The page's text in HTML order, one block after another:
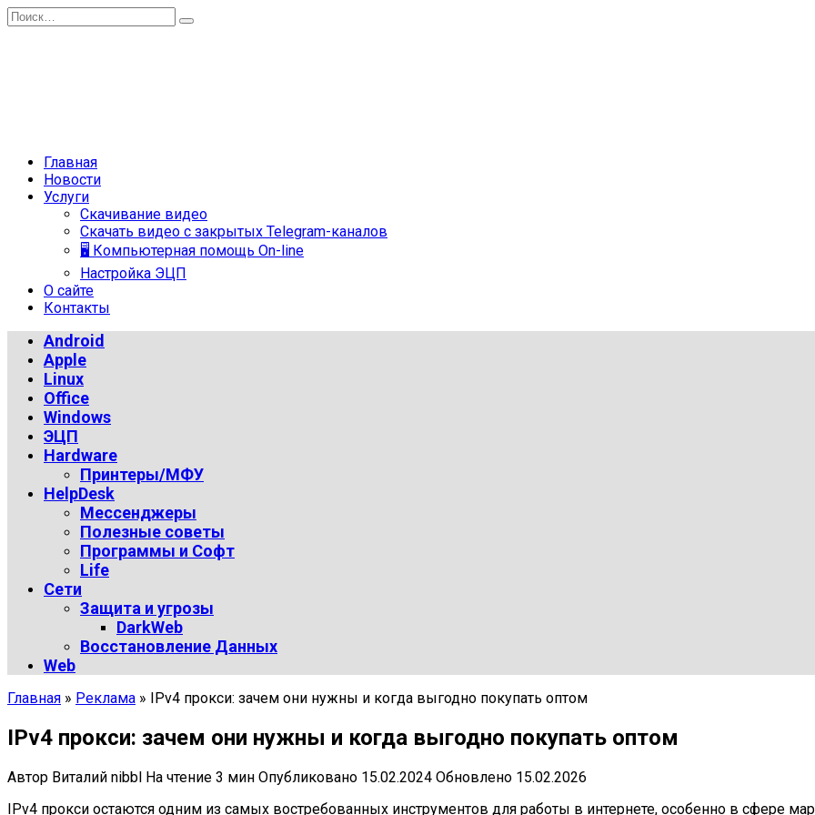
Перейти
к
Search
for:
Главная
Новости
Услуги
Скачивание видео
Скачать видео с закрытых Telegram-каналов
🖥 Компьютерная помощь On-line
Настройка ЭЦП
О сайте
Контакты
Android
Apple
Linux
Office
Windows
ЭЦП
Hardware
Принтеры/МФУ
HelpDesk
Мессенджеры
Полезные советы
Программы и Софт
Life
Сети
Защита и угрозы
DarkWeb
Восстановление Данных
Web
Главная » Реклама » IPv4 прокси: зачем они нужны и когда выгодно покупать оптом
IPv4 прокси: зачем они нужны и когда выгодно покупать оптом
Автор Виталий nibbl На чтение 3 мин Опубликовано 15.02.2024 Обновлено 15.02.2026
IPv4 прокси остаются одним из самых востребованных инструментов для работы в интернете, особенно в сфере